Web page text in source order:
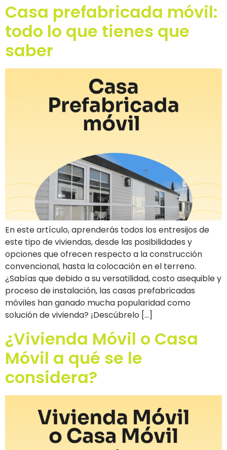
Casa prefabricada móvil:
todo lo que tienes que
saber
En este artículo, aprenderás todos los entresijos de
este tipo de viviendas, desde las posibilidades y
opciones que ofrecen respecto a la construcción
convencional, hasta la colocación en el terreno.
¿Sabías que debido a su versatilidad, costo asequible y
proceso de instalación, las casas prefabricadas
móviles han ganado mucha popularidad como
solución de vivienda? ¡Descúbrelo […]
¿Vivienda Móvil o Casa
Móvil a qué se le
considera?